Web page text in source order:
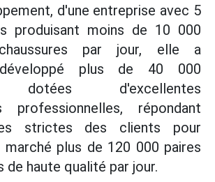
d'une entreprise avec 5
produisant moins de 10 000
par jour, elle a
développé plus de 40 000
dotées d'excellentes
professionnelles, répondant
strictes des clients pour
plus de 120 000 paires
de haute qualité par jour.